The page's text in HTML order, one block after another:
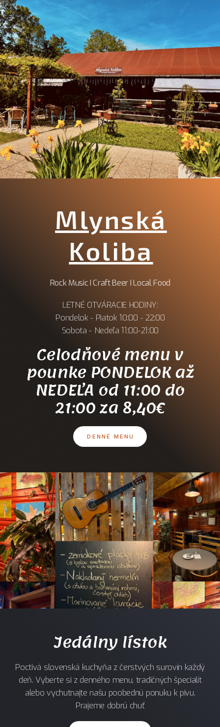
Mlynská
Koliba
Rock Music I Craft Beer I Local Food
LETNÉ OTVÁRACIE HODINY:
Pondelok - Piatok 10:00 - 22:00
Sobota - Nedeľa 11:00-21:00
Celodňové menu v
pounke PONDELOK až
NEDEĽA od 11:00 do
21:00 za 8,40€
DENNÉ MENU
Jedálny lístok
Poctivá slovenská kuchyňa z čerstvých surovín každý
deň. Vyberte si z denného menu, tradičných špecialít
alebo vychutnajte našu poobednú ponuku k pivu.
Prajeme dobrú chuť